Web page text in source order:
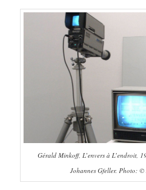
Gérald Minkoff, L’envers à L’endroit,
Johannes Gfeller. Photo: ©